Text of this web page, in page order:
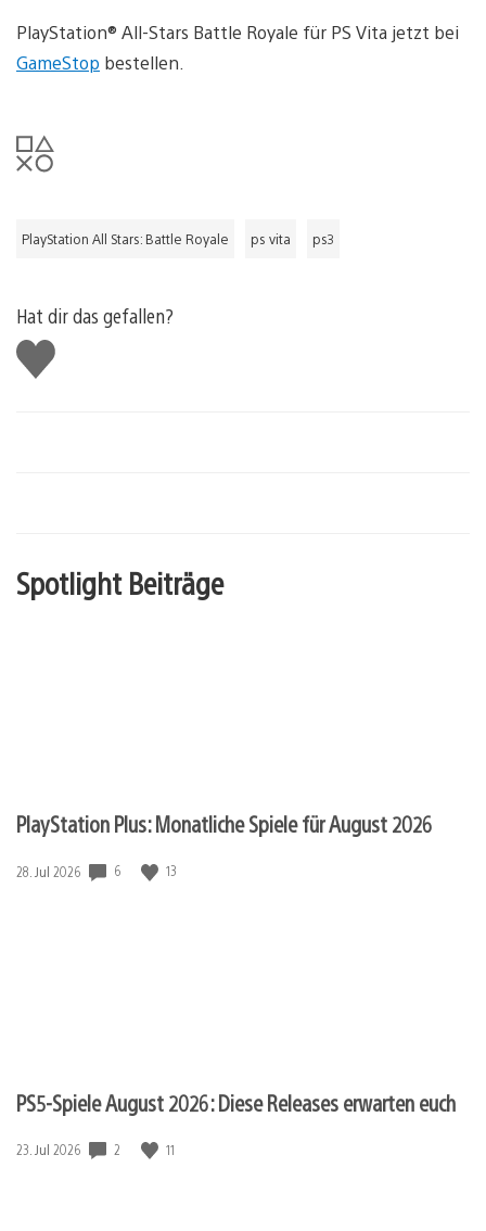
PlayStation® All-Stars Battle Royale für PS Vita jetzt bei
GameStop bestellen.
PlayStation All Stars: Battle Royale ps vita ps3
Hat dir das gefallen?
Gefällt
mir
Spotlight Beiträge
PlayStation Plus: Monatliche Spiele für August 2026
Veröffentlichungsdatum:
28. Jul 2026 6 13
PS5-Spiele August 2026: Diese Releases erwarten euch
Veröffentlichungsdatum:
23. Jul 2026 2 11